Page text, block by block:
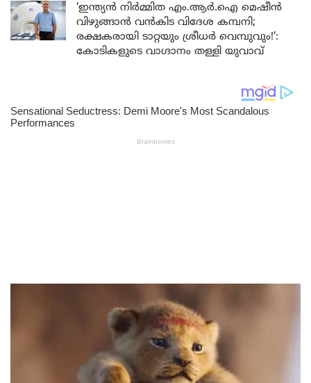
‘ഇന്ത്യൻ നിർമ്മിത എം.ആർ.ഐ മെഷീൻ
വിഴുങ്ങാൻ വൻകിട വിദേശ കമ്പനി;
രക്ഷകരായി ടാറ്റയും ശ്രീധർ വെമ്പുവും!’:
കോടികളുടെ വാഗ്ദാനം തള്ളി യുവാവ്